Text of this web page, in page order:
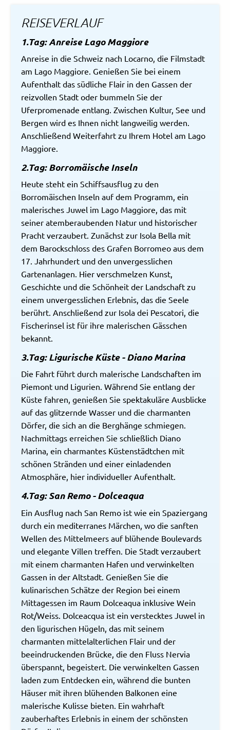
REISEVERLAUF
1.Tag: Anreise Lago Maggiore
Anreise in die Schweiz nach Locarno, die Filmstadt
am Lago Maggiore. Genießen Sie bei einem
Aufenthalt das südliche Flair in den Gassen der
reizvollen Stadt oder bummeln Sie der
Uferpromenade entlang. Zwischen Kultur, See und
Bergen wird es Ihnen nicht langweilig werden.
Anschließend Weiterfahrt zu Ihrem Hotel am Lago
Maggiore.
2.Tag: Borromäische Inseln
Heute steht ein Schiffsausflug zu den
Borromäischen Inseln auf dem Programm, ein
malerisches Juwel im Lago Maggiore, das mit
seiner atemberaubenden Natur und historischer
Pracht verzaubert. Zunächst zur Isola Bella mit
dem Barockschloss des Grafen Borromeo aus dem
17. Jahrhundert und den unvergesslichen
Gartenanlagen. Hier verschmelzen Kunst,
Geschichte und die Schönheit der Landschaft zu
einem unvergesslichen Erlebnis, das die Seele
berührt. Anschließend zur Isola dei Pescatori, die
Fischerinsel ist für ihre malerischen Gässchen
bekannt.
3.Tag: Ligurische Küste - Diano Marina
Die Fahrt führt durch malerische Landschaften im
Piemont und Ligurien. Während Sie entlang der
Küste fahren, genießen Sie spektakuläre Ausblicke
auf das glitzernde Wasser und die charmanten
Dörfer, die sich an die Berghänge schmiegen.
Nachmittags erreichen Sie schließlich Diano
Marina, ein charmantes Küstenstädtchen mit
schönen Stränden und einer einladenden
Atmosphäre, hier individueller Aufenthalt.
4.Tag: San Remo - Dolceaqua
Ein Ausflug nach San Remo ist wie ein Spaziergang
durch ein mediterranes Märchen, wo die sanften
Wellen des Mittelmeers auf blühende Boulevards
und elegante Villen treffen. Die Stadt verzaubert
mit einem charmanten Hafen und verwinkelten
Gassen in der Altstadt. Genießen Sie die
kulinarischen Schätze der Region bei einem
Mittagessen im Raum Dolceaqua inklusive Wein
Rot/Weiss. Dolceacqua ist ein verstecktes Juwel in
den ligurischen Hügeln, das mit seinem
charmanten mittelalterlichen Flair und der
beeindruckenden Brücke, die den Fluss Nervia
überspannt, begeistert. Die verwinkelten Gassen
laden zum Entdecken ein, während die bunten
Häuser mit ihren blühenden Balkonen eine
malerische Kulisse bieten. Ein wahrhaft
zauberhaftes Erlebnis in einem der schönsten